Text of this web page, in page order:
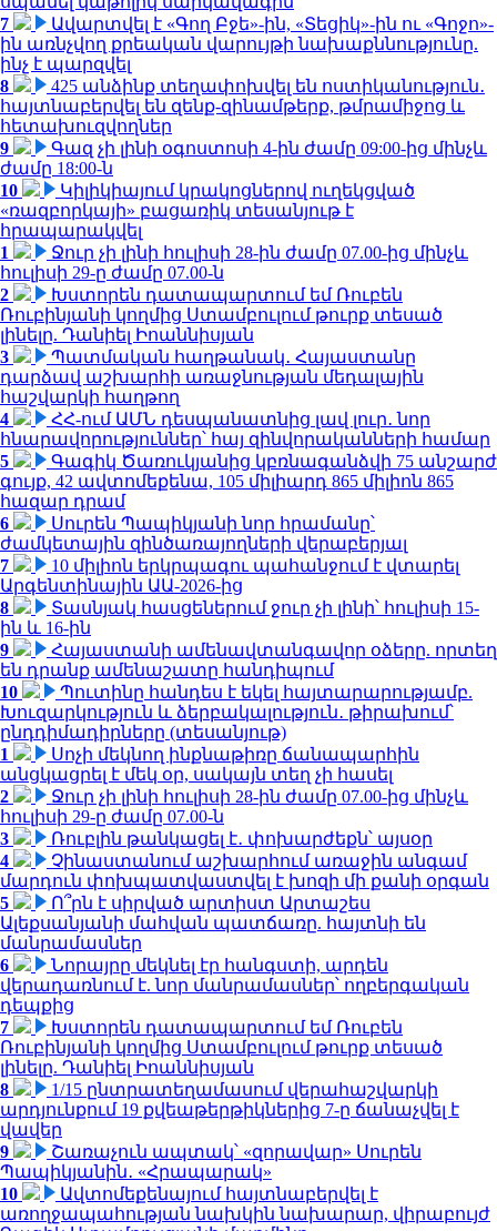
7
Ավարտվել է «Գող Բջե»-ին, «Տեցիկ»-ին ու «Գոջո»-
ին առնչվող քրեական վարույթի նախաքննությունը.
ինչ է պարզվել
8
425 անձինք տեղափոխվել են ոստիկանություն․
հայտնաբերվել են զենք-զինամթերք, թմրամիջոց և
հետախուզվողներ
9
Գազ չի լինի օգոստոսի 4-ին ժամը 09:00-ից մինչև
ժամը 18:00-ն
10
Կիլիկիայում կրակոցներով ուղեկցված
«ռազբորկայի» բացառիկ տեսանյութ է
հրապարակվել
1
Ջուր չի լինի հուլիսի 28-ին ժամը 07.00-ից մինչև
հուլիսի 29-ը ժամը 07.00-ն
2
Խստորեն դատապարտում եմ Ռուբեն
Ռուբինյանի կողմից Ստամբուլում թուրք տեսած
լինելը. Դանիել Իոաննիսյան
3
Պատմական հաղթանակ․ Հայաստանը
դարձավ աշխարհի առաջնության մեդալային
հաշվարկի հաղթող
4
ՀՀ-ում ԱՄՆ դեսպանատնից լավ լուր․ նոր
հնարավորություններ՝ հայ զինվորականների համար
5
Գագիկ Ծառուկյանից կբռնագանձվի 75 անշարժ
գույք, 42 ավտոմեքենա, 105 միլիարդ 865 միլիոն 865
հազար դրամ
6
Սուրեն Պապիկյանի նոր հրամանը՝
ժամկետային զինծառայողների վերաբերյալ
7
10 միլիոն երկրպագու պահանջում է վտարել
Արգենտինային ԱԱ-2026-ից
8
Տասնյակ հասցեներում ջուր չի լինի՝ հուլիսի 15-
ին և 16-ին
9
Հայաստանի ամենավտանգավոր օձերը. որտեղ
են դրանք ամենաշատը հանդիպում
10
Պուտինը հանդես է եկել հայտարարությամբ.
Խուզարկություն և ձերբակալություն․ թիրախում՝
ընդդիմադիրները (տեսանյութ)
1
Սոչի մեկնող ինքնաթիռը ճանապարհին
անցկացրել է մեկ օր, սակայն տեղ չի հասել
2
Ջուր չի լինի հուլիսի 28-ին ժամը 07.00-ից մինչև
հուլիսի 29-ը ժամը 07.00-ն
3
Ռուբլին թանկացել է․ փոխարժեքն՝ այսօր
4
Չինաստանում աշխարհում առաջին անգամ
մարդուն փոխպատվաստվել է խոզի մի քանի օրգան
5
Ո՞րն է սիրված արտիստ Արտաշես
Ալեքսանյանի մահվան պատճառը. հայտնի են
մանրամասներ
6
Նորայրը մեկնել էր հանգստի, արդեն
վերադառնում է. նոր մանրամասներ՝ ողբերգական
դեպքից
7
Խստորեն դատապարտում եմ Ռուբեն
Ռուբինյանի կողմից Ստամբուլում թուրք տեսած
լինելը. Դանիել Իոաննիսյան
8
1/15 ընտրատեղամասում վերահաշվարկի
արդյունքում 19 քվեաթերթիկներից 7-ը ճանաչվել է
վավեր
9
Շառաչուն ապտակ՝ «զորավար» Սուրեն
Պապիկյանին․ «Հրապարակ»
10
Ավտոմեքենայում հայտնաբերվել է
առողջապահության նախկին նախարար, վիրաբույժ